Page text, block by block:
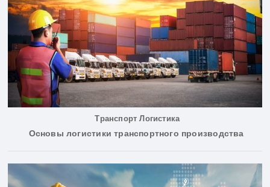
Транспорт Логистика
Основы логистики транспортного производства